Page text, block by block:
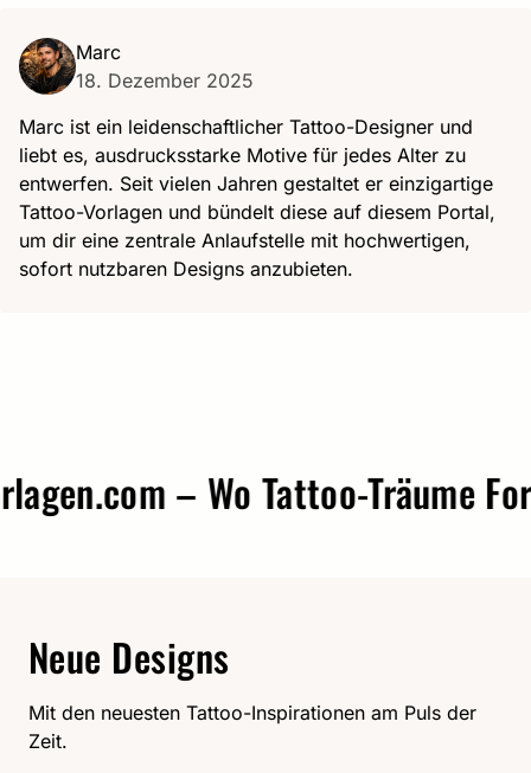
Marc
18. Dezember 2025
Marc ist ein leidenschaftlicher Tattoo-Designer und
liebt es, ausdrucksstarke Motive für jedes Alter zu
entwerfen. Seit vielen Jahren gestaltet er einzigartige
Tattoo-Vorlagen und bündelt diese auf diesem Portal,
um dir eine zentrale Anlaufstelle mit hochwertigen,
sofort nutzbaren Designs anzubieten.
– Wo Tattoo-Träume Form
Neue Designs
Mit den neuesten Tattoo-Inspirationen am Puls der
Zeit.